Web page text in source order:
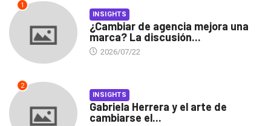
1
INSIGHTS
¿Cambiar de agencia mejora una
marca? La discusión...
2026/07/22
2
INSIGHTS
Gabriela Herrera y el arte de
cambiarse el...